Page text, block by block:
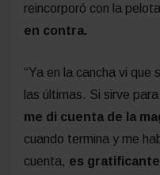
reincorporó con la
en contra.
“Ya en la cancha vi que
las últimas. Si sirve
me di cuenta de la
cuando termina y me
cuenta, es gratificante